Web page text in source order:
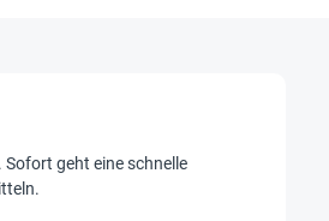
geht eine schnelle